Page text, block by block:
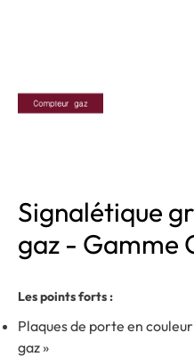
Signalétique
gaz - Gamme
Les points forts :
Plaques de porte en
gaz »